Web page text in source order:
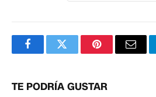
FacebookTwitterPinterest
TE PODRÍA GUSTAR